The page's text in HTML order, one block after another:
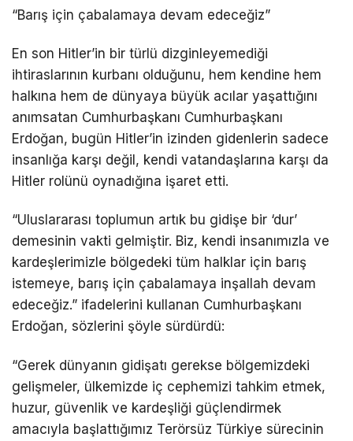
“Barış için çabalamaya devam edeceğiz”
En son Hitler’in bir türlü dizginleyemediği
ihtiraslarının kurbanı olduğunu, hem kendine hem
halkına hem de dünyaya büyük acılar yaşattığını
anımsatan Cumhurbaşkanı Cumhurbaşkanı
Erdoğan, bugün Hitler’in izinden gidenlerin sadece
insanlığa karşı değil, kendi vatandaşlarına karşı da
Hitler rolünü oynadığına işaret etti.
“Uluslararası toplumun artık bu gidişe bir ‘dur’
demesinin vakti gelmiştir. Biz, kendi insanımızla ve
kardeşlerimizle bölgedeki tüm halklar için barış
istemeye, barış için çabalamaya inşallah devam
edeceğiz.” ifadelerini kullanan Cumhurbaşkanı
Erdoğan, sözlerini şöyle sürdürdü:
“Gerek dünyanın gidişatı gerekse bölgemizdeki
gelişmeler, ülkemizde iç cephemizi tahkim etmek,
huzur, güvenlik ve kardeşliği güçlendirmek
amacıyla başlattığımız Terörsüz Türkiye sürecinin